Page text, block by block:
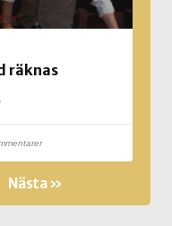
räknas
Nästa »